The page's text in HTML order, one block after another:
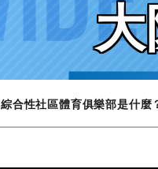
綜合性社區體育俱樂部是什麼